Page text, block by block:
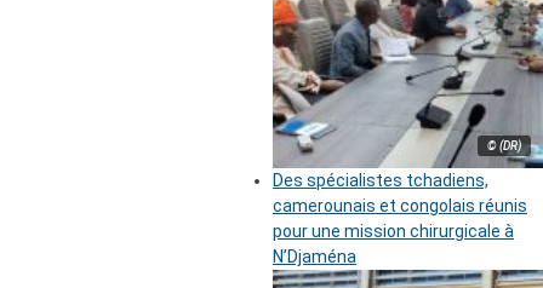
© (DR)
Des spécialistes tchadiens,
camerounais et congolais réunis
pour une mission chirurgicale à
N’Djaména